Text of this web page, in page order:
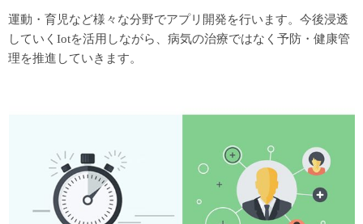
運動・育児など様々な分野でアプリ開発を行います。今後浸透
していくIotを活用しながら、病気の治療ではなく予防・健康管
理を推進していきます。